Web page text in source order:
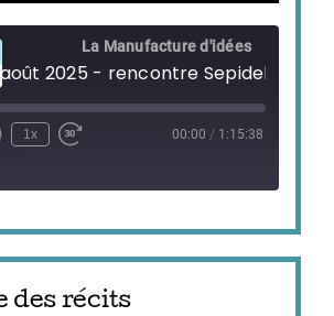
La Manufacture d'idées
1x 00:00 / 1:15:38
des récits